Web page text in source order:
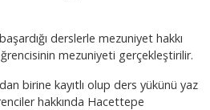
derslerle mezuniyet hakkı
mezuniyeti gerçekleştirilir.
birine kayıtlı olup ders yükünü yaz
hakkında Hacettepe